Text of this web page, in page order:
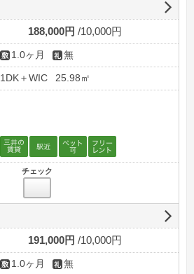
188,000円 10,000円
1.0ヶ月 無
1DK＋WIC 25.98㎡
チェック
191,000円 10,000円
1.0ヶ月 無